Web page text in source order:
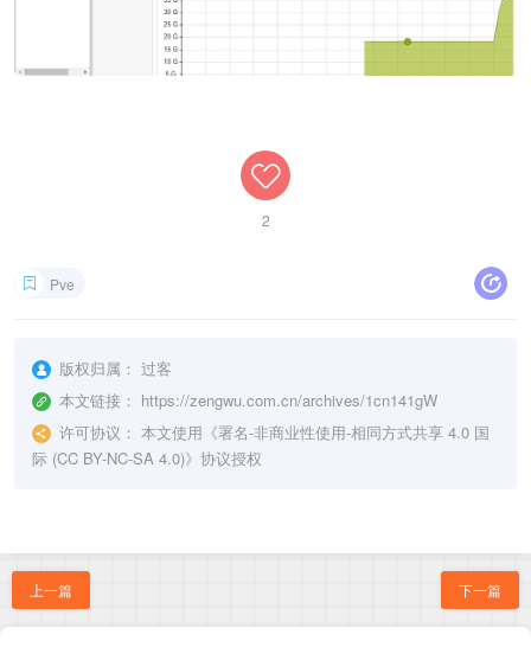
2
Pve
版权归属： 过客
本文链接： https://zengwu.com.cn/archives/1cn141gW
许可协议： 本文使用《署名-非商业性使用-相同方式共享 4.0 国
际 (CC BY-NC-SA 4.0)》协议授权
上一篇 下一篇